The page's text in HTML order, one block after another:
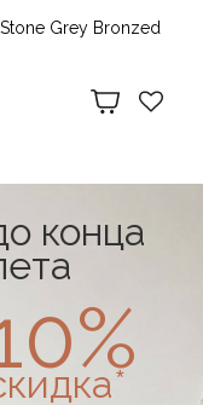
Grey Bronzed
и дерева —
конца